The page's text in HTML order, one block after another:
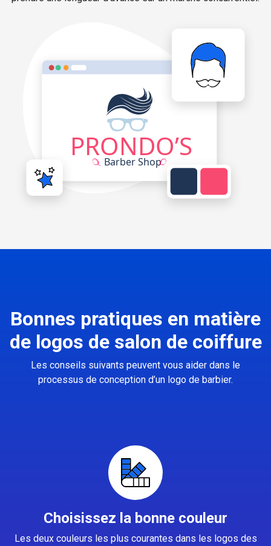
Bonnes pratiques en matière
de logos de salon de coiffure
Les conseils suivants peuvent vous aider dans le
processus de conception d’un logo de barbier.
Choisissez la bonne couleur
Les deux couleurs les plus courantes dans les logos des